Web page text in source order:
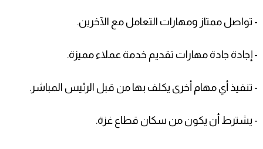
- تواصل ممتاز ومهارات التعامل مع الآخرين.
- إجادة جادة مهارات تقديم خدمة عملاء مميزة.
- تنفيذ أي مهام أخرى يكلف بها من قبل الرئيس المباشر.
- يشترط أن يكون من سكان قطاع غزة.